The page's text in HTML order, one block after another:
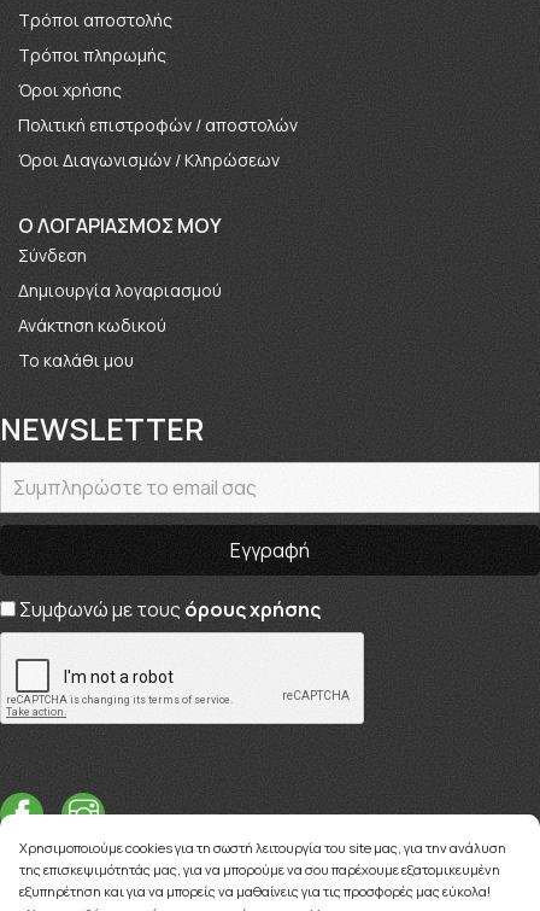
Τρόποι αποστολής
Τρόποι πληρωμής
Όροι χρήσης
Πολιτική επιστροφών / αποστολών
Όροι Διαγωνισμών / Κληρώσεων
O ΛΟΓΑΡΙΑΣΜΟΣ ΜΟΥ
Σύνδεση
Δημιουργία λογαριασμού
Ανάκτηση κωδικού
Το καλάθι μου
NEWSLETTER
Συμφωνώ με τους όρους χρήσης
Χρησιμοποιούμε cookies για τη σωστή λειτουργία του site μας, για την ανάλυση
της επισκεψιμότητάς μας, για να μπορούμε να σου παρέχουμε εξατομικευμένη
εξυπηρέτηση και για να μπορείς να μαθαίνεις για τις προσφορές μας εύκολα!